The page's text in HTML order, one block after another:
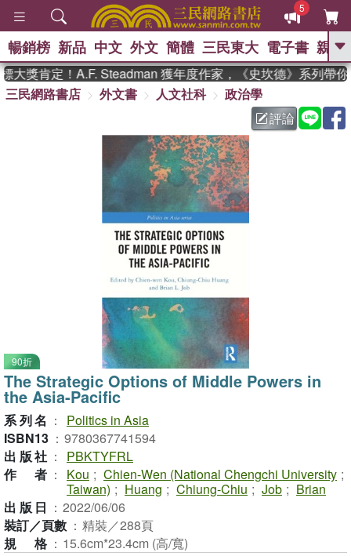
5
GO
熱搜： 東野圭吾 、 高希均教授回憶錄
父親節 、 如果歷
暑期推薦 、 國際布克
獎 臺灣漫遊錄 、 方念華
登輝時代 、 數學女孩：黎曼猜想
偉大的迷走神經
暢銷榜 新品 中文 外文 簡體 三民東大 電子書 親子
獎肯定！A.F. Steadman 獲年度作家，《史坎德》系列帶你
三民網路書店
外文書 人文社科
政治學
評論
90折
The Strategic Options of Middle Powers in
the Asia-Pacific
系列名 ：
Politics in Asia
ISBN13 ： 9780367741594
出版社 ：
PBKTYFRL
作者 ： Kou ; Chien-Wen (National Chengchi University ;
Taiwan) ; Huang ; Chiung-Chiu ; Job ; Brian
出版日 ： 2022/06/06
裝訂／頁數 ： 精裝／288頁
規格 ： 15.6cm*23.4cm (高/寬)